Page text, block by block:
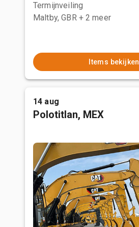
Termijnveiling
Maltby, GBR + 2 meer
Items bekijken
14 aug
Polotitlan, MEX